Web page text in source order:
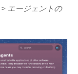
エージェントの